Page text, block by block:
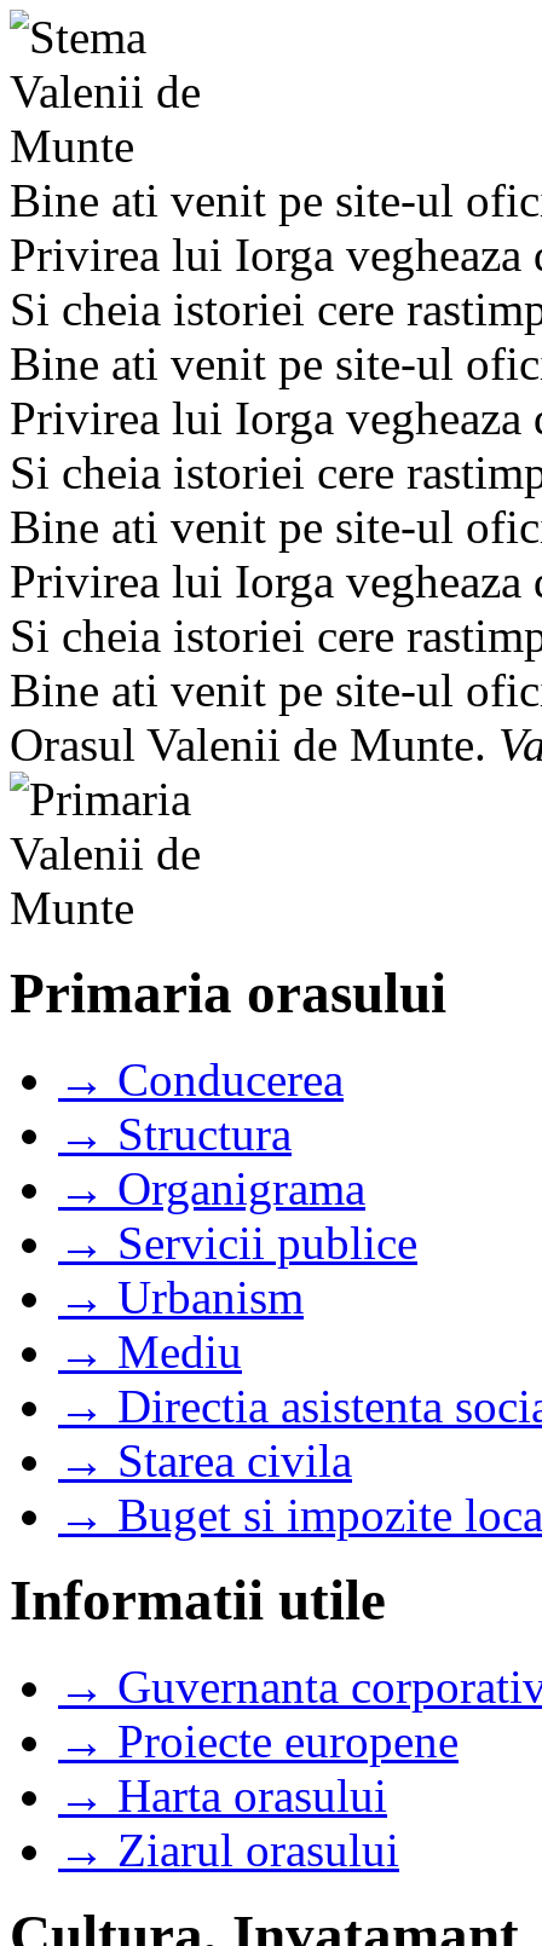
Bine ati venit pe site-ul
Privirea lui Iorga
Si cheia istoriei cere
Bine ati venit pe site-ul
Privirea lui Iorga
Si cheia istoriei cere
Bine ati venit pe site-ul
Privirea lui Iorga
Si cheia istoriei cere
Bine ati venit pe site-ul
Orasul Valenii de Munte.
Primaria orasului
→ Conducerea
→ Structura
→ Organigrama
→ Servicii publice
→ Urbanism
→ Mediu
→ Directia asistenta
→ Starea civila
→ Buget si impozite
Informatii utile
→ Guvernanta
→ Proiecte europene
→ Harta orasului
→ Ziarul orasului